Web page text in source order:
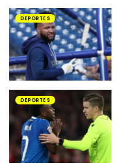
DEPORTES
DEPORTES